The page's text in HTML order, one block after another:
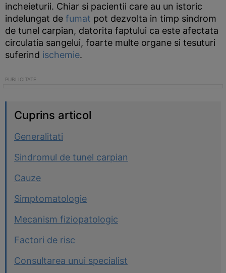
incheieturii. Chiar si pacientii care au un istoric
indelungat de fumat pot dezvolta in timp sindrom
de tunel carpian, datorita faptului ca este afectata
circulatia sangelui, foarte multe organe si tesuturi
suferind ischemie.
Cuprins articol
Generalitati
Sindromul de tunel carpian
Cauze
Simptomatologie
Mecanism fiziopatologic
Factori de risc
Consultarea unui specialist